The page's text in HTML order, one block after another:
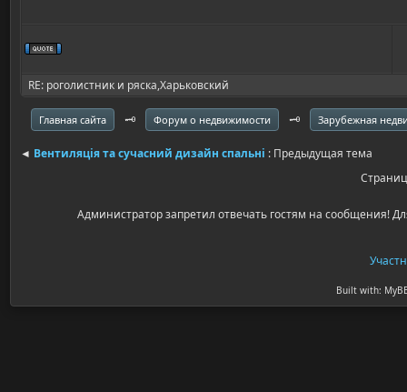
RE: роголистник и ряска,Харьковский
Главная сайта 🗝️ Форум о недвижимости 🗝️ Зарубежная
◄ Вентиляція та сучасний дизайн спальні : Предыдущая тема
Администратор запретил отвечать гостям на сообщения!
Built with: